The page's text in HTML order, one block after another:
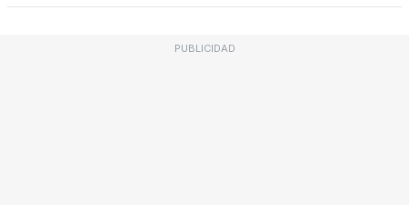
PUBLICIDAD